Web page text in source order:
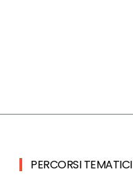
PERCORSI TEMATICI